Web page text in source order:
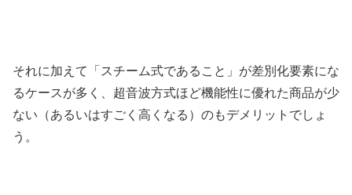
それに加えて「スチーム式であること」が差別化要素にな
るケースが多く、超音波方式ほど機能性に優れた商品が少
ない（あるいはすごく高くなる）のもデメリットでしょ
う。